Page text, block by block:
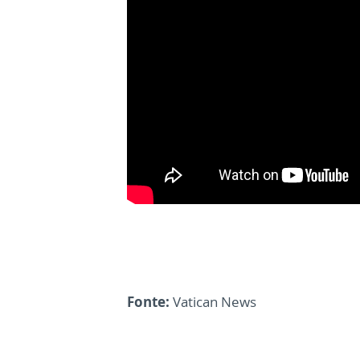
Fonte: Vatican News